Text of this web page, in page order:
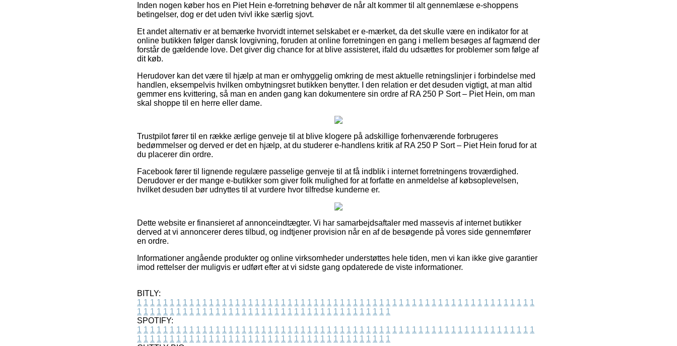
Inden nogen køber hos en Piet Hein e-forretning behøver de når alt kommer til alt gennemlæse e-shoppens
betingelser, dog er det uden tvivl ikke særlig sjovt.
Et andet alternativ er at bemærke hvorvidt internet selskabet er e-mærket, da det skulle være en indikator for at
online butikken følger dansk lovgivning, foruden at online forretningen en gang i mellem besøges af fagmænd der
forstår de gældende love. Det giver dig chance for at blive assisteret, ifald du udsættes for problemer som følge af
dit køb.
Herudover kan det være til hjælp at man er omhyggelig omkring de mest aktuelle retningslinjer i forbindelse med
handlen, eksempelvis hvilken ombytningsret butikken benytter. I den relation er det desuden vigtigt, at man altid
gemmer ens kvittering, så man en anden gang kan dokumentere sin ordre af RA 250 P Sort – Piet Hein, om man
skal shoppe til en herre eller dame.
Trustpilot fører til en række ærlige genveje til at blive klogere på adskillige forhenværende forbrugeres
bedømmelser og derved er det en hjælp, at du studerer e-handlens kritik af RA 250 P Sort – Piet Hein forud for at
du placerer din ordre.
Facebook fører til lignende regulære passelige genveje til at få indblik i internet forretningens troværdighed.
Derudover er der mange e-butikker som giver folk mulighed for at forfatte en anmeldelse af købsoplevelsen,
hvilket desuden bør udnyttes til at vurdere hvor tilfredse kunderne er.
Dette website er finansieret af annonceindtægter. Vi har samarbejdsaftaler med massevis af internet butikker
derved at vi annoncerer deres tilbud, og indtjener provision når en af de besøgende på vores side gennemfører
en ordre.
Informationer angående produkter og online virksomheder understøttes hele tiden, men vi kan ikke give garantier
imod rettelser der muligvis er udført efter at vi sidste gang opdaterede de viste informationer.
BITLY:
1 1 1 1 1 1 1 1 1 1 1 1 1 1 1 1 1 1 1 1 1 1 1 1 1 1 1 1 1 1 1 1 1 1 1 1 1 1 1 1 1 1 1 1 1 1 1 1 1 1 1 1 1 1 1 1 1 1 1 1 1
1 1 1 1 1 1 1 1 1 1 1 1 1 1 1 1 1 1 1 1 1 1 1 1 1 1 1 1 1 1 1 1 1 1 1 1 1 1 1
SPOTIFY:
1 1 1 1 1 1 1 1 1 1 1 1 1 1 1 1 1 1 1 1 1 1 1 1 1 1 1 1 1 1 1 1 1 1 1 1 1 1 1 1 1 1 1 1 1 1 1 1 1 1 1 1 1 1 1 1 1 1 1 1 1
1 1 1 1 1 1 1 1 1 1 1 1 1 1 1 1 1 1 1 1 1 1 1 1 1 1 1 1 1 1 1 1 1 1 1 1 1 1 1